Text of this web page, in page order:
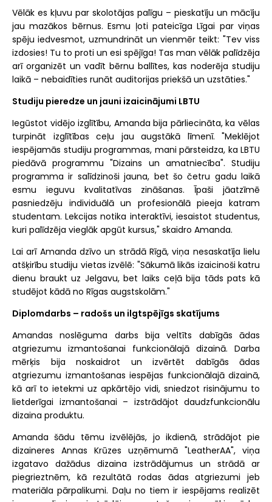
Vēlāk es kļuvu par skolotājas palīgu – pieskatīju un mācīju
jau mazākos bērnus. Esmu ļoti pateicīga Līgai par viņas
spēju iedvesmot, uzmundrināt un vienmēr teikt: "Tev viss
izdosies! Tu to proti un esi spējīga! Tas man vēlāk palīdzēja
arī organizēt un vadīt bērnu ballītes, kas noderēja studiju
laikā – nebaidīties runāt auditorijas priekšā un uzstāties."
Studiju pieredze un jauni izaicinājumi LBTU
Iegūstot vidējo izglītību, Amanda bija pārliecināta, ka vēlas
turpināt izglītības ceļu jau augstākā līmenī. "Meklējot
iespējamās studiju programmas, mani pārsteidza, ka LBTU
piedāvā programmu "Dizains un amatniecība". Studiju
programma ir salīdzinoši jauna, bet šo četru gadu laikā
esmu ieguvu kvalitatīvas zināšanas. Īpaši jāatzīmē
pasniedzēju individuālā un profesionālā pieeja katram
studentam. Lekcijas notika interaktīvi, iesaistot studentus,
kuri palīdzēja vieglāk apgūt kursus," skaidro Amanda.
Lai arī Amanda dzīvo un strādā Rīgā, viņa nesaskatīja lielu
atšķirību studiju vietas izvēlē: "Sākumā likās izaicinoši katru
dienu braukt uz Jelgavu, bet laiks ceļā bija tāds pats kā
studējot kādā no Rīgas augstskolām."
Diplomdarbs – radošs un ilgtspējīgs skatījums
Amandas noslēguma darbs bija veltīts dabīgās ādas
atgriezumu izmantošanai funkcionālajā dizainā. Darba
mērķis bija noskaidrot un izvērtēt dabīgās ādas
atgriezumu izmantošanas iespējas funkcionālajā dizainā,
kā arī to ietekmi uz apkārtējo vidi, sniedzot risinājumu to
lietderīgai izmantošanai – izstrādājot daudzfunkcionālu
dizaina produktu.
Amanda šādu tēmu izvēlējās, jo ikdienā, strādājot pie
dizaineres Annas Krūzes uzņēmumā "LeatherAA", viņa
izgatavo dažādus dizaina izstrādājumus un strādā ar
piegrieztnēm, kā rezultātā rodas ādas atgriezumi jeb
materiāla pārpalikumi. Daļu no tiem ir iespējams realizēt